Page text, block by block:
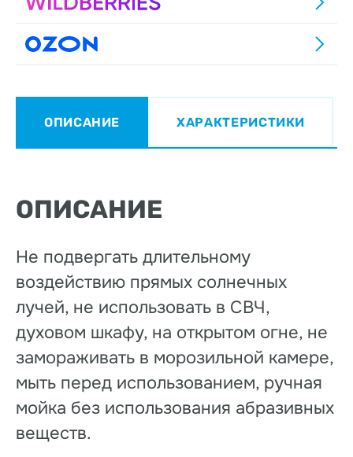
ОПИСАНИЕ ХАРАКТЕРИСТИКИ
ОПИСАНИЕ
Не подвергать длительному
воздействию прямых солнечных
лучей, не использовать в СВЧ,
духовом шкафу, на открытом огне, не
замораживать в морозильной камере,
мыть перед использованием, ручная
мойка без использования абразивных
веществ.